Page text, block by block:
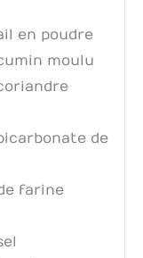
en poudre
moulu
de
farine